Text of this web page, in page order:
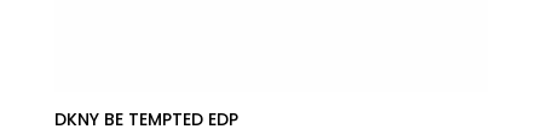
DKNY BE TEMPTED EDP